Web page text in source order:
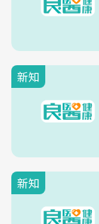
新知
新知